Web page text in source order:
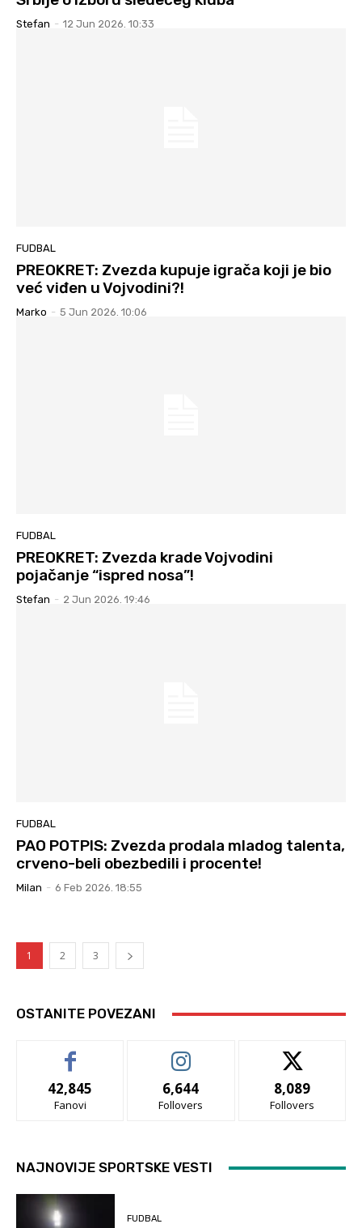
Stefan - 12 Jun 2026. 10:33
FUDBAL
PREOKRET: Zvezda kupuje igrača koji je bio
već viđen u Vojvodini?!
Marko - 5 Jun 2026. 10:06
FUDBAL
PREOKRET: Zvezda krade Vojvodini
pojačanje “ispred nosa”!
Stefan - 2 Jun 2026. 19:46
FUDBAL
PAO POTPIS: Zvezda prodala mladog talenta,
crveno-beli obezbedili i procente!
Milan - 6 Feb 2026. 18:55
1 2 3
OSTANITE POVEZANI
42,845
Fanovi
6,644
Follovers
8,089
Follovers
NAJNOVIJE SPORTSKE VESTI
FUDBAL